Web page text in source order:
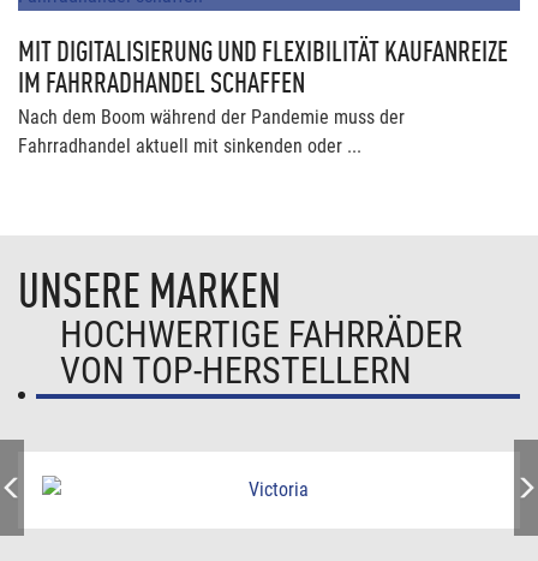
MIT DIGITALISIERUNG UND FLEXIBILITÄT KAUFANREIZE
IM FAHRRADHANDEL SCHAFFEN
Nach dem Boom während der Pandemie muss der
Fahrradhandel aktuell mit sinkenden oder ...
UNSERE MARKEN
HOCHWERTIGE FAHRRÄDER
VON TOP-HERSTELLERN